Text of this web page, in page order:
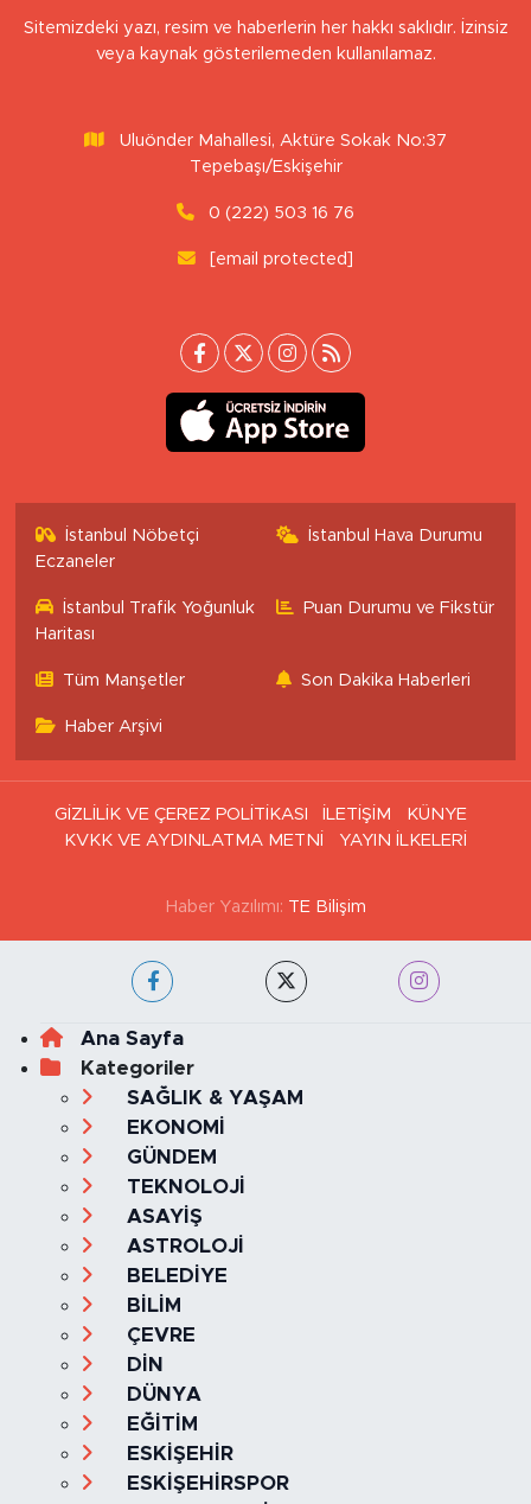
Sitemizdeki yazı, resim ve haberlerin her hakkı saklıdır. İzinsiz
veya kaynak gösterilemeden kullanılamaz.
Uluönder Mahallesi, Aktüre Sokak No:37
Tepebaşı/Eskişehir
0 (222) 503 16 76
[email protected]
İstanbul Nöbetçi
Eczaneler
İstanbul Hava Durumu
İstanbul Trafik Yoğunluk
Haritası
Puan Durumu ve Fikstür
Tüm Manşetler Son Dakika Haberleri
Haber Arşivi
GİZLİLİK VE ÇEREZ POLİTİKASI İLETİŞİM
KÜNYE
KVKK VE AYDINLATMA METNİ
YAYIN İLKELERİ
Haber Yazılımı: TE Bilişim
Ana Sayfa
Kategoriler
SAĞLIK & YAŞAM
EKONOMİ
GÜNDEM
TEKNOLOJİ
ASAYİŞ
ASTROLOJİ
BELEDİYE
BİLİM
ÇEVRE
DİN
DÜNYA
EĞİTİM
ESKİŞEHİR
ESKİŞEHİRSPOR